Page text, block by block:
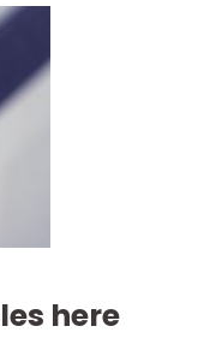
here